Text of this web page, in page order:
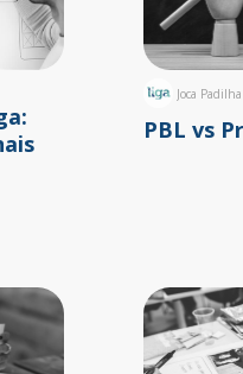
Joca Padilha
PBL vs